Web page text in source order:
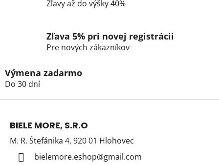
e
v
k
i
Zľavy až do výšky 40%
Zľava 5% pri novej registrácii
Pre nových zákazníkov
Výmena zadarmo
Do 30 dní
BIELE MORE, S.R.O
M. R. Štefánika 4, 920 01 Hlohovec
bielemore.eshop@gmail.com